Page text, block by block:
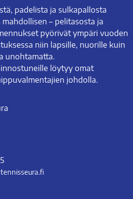
padelista ja sulkapallosta
– pelitasosta ja
pyörivät ympäri vuoden
niin lapsille, nuorille kuin
unohtamatta.
löytyy omat
johdolla.